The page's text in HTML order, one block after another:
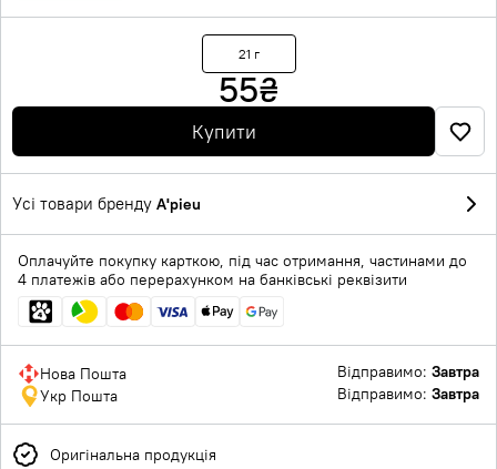
21 г
55₴
Купити
Усі товари бренду A'pieu
Оплачуйте покупку карткою, під час отримання, частинами до
4 платежів або перерахунком на банківські реквізити
Нова Пошта Відправимо: Завтра
Укр Пошта
Відправимо: Завтра
Оригінальна продукція